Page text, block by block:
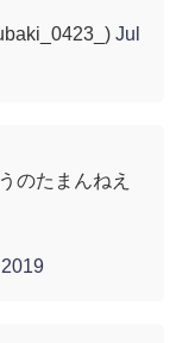
Jul
のたまんねえ